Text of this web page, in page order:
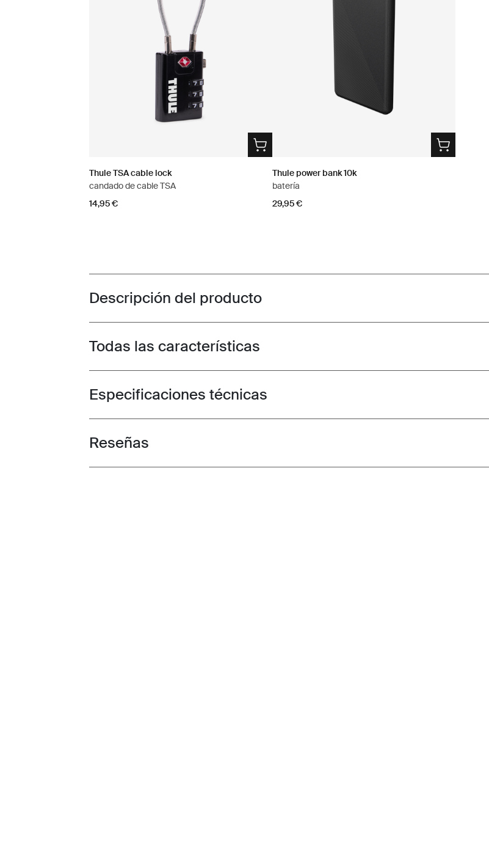
Thule TSA cable lock
candado de cable TSA
14,95 €
Thule power bank 10k
batería
29,95 €
Toggle overview
Descripción del producto
Toggle features
Todas las características
Toggle techspec
Especificaciones técnicas
Toggle overview
Reseñas